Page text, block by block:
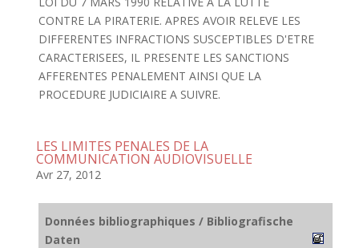
CONTRE LA PIRATERIE. APRES AVOIR RELEVE LES
DIFFERENTES INFRACTIONS SUSCEPTIBLES D'ETRE
CARACTERISEES, IL PRESENTE LES SANCTIONS
AFFERENTES PENALEMENT AINSI QUE LA
PROCEDURE JUDICIAIRE A SUIVRE.
LES LIMITES PENALES DE LA
COMMUNICATION AUDIOVISUELLE
Avr 27, 2012
Données bibliographiques / Bibliografische
Daten